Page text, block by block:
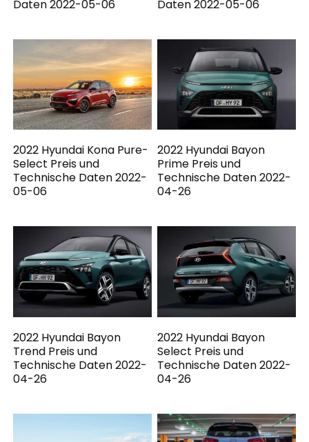
Daten 2022-05-06 Daten 2022-05-06
2022 Hyundai Kona Pure-
Select Preis und
Technische Daten 2022-
05-06
2022 Hyundai Bayon
Prime Preis und
Technische Daten 2022-
04-26
2022 Hyundai Bayon
Trend Preis und
Technische Daten 2022-
04-26
2022 Hyundai Bayon
Select Preis und
Technische Daten 2022-
04-26